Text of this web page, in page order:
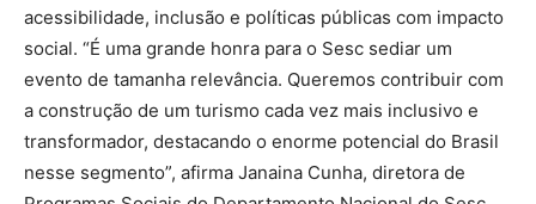
acessibilidade, inclusão e políticas públicas com impacto
social. “É uma grande honra para o Sesc sediar um
evento de tamanha relevância. Queremos contribuir com
a construção de um turismo cada vez mais inclusivo e
transformador, destacando o enorme potencial do Brasil
nesse segmento”, afirma Janaina Cunha, diretora de